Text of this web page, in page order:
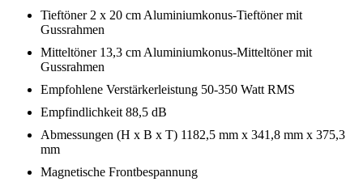
Tieftöner 2 x 20 cm Aluminiumkonus-Tieftöner mit
Gussrahmen
Mitteltöner 13,3 cm Aluminiumkonus-Mitteltöner mit
Gussrahmen
Empfohlene Verstärkerleistung 50-350 Watt RMS
Empfindlichkeit 88,5 dB
Abmessungen (H x B x T) 1182,5 mm x 341,8 mm x 375,3
mm
Magnetische Frontbespannung